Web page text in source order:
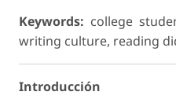
Keywords: college
writing culture, reading
Introducción